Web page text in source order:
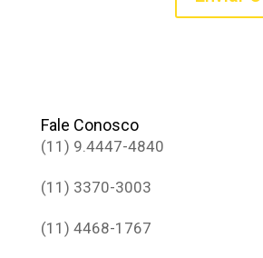
Fale Conosco
(11) 9.4447-4840
(11) 3370-3003
(11) 4468-1767